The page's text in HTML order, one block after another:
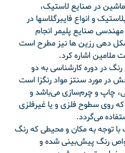
ماشین در صنایع لاستیک،
و انواع فایبرگلاسها در
صنایع پلیمر انجام
دهی رزین ها نیز مطرح است
ملامین اشاره کرد.
در دوره کارشناسی به دو
مورد سنتز مواد رنگزا است
چاپ و چرم‌سازی می‌باشد و
سطوح فلزی و یا غیرفلزی
می‌گردد.
با توجه به مکان و محیطی که رنگ
خواص رنگ پیش‌بینی شده و